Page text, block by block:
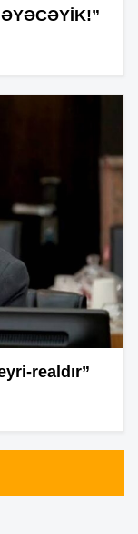
realdır”